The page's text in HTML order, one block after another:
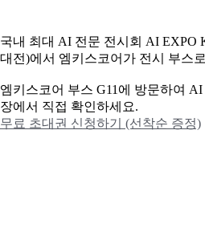
국내 최대 AI 전문 전시회 AI EXPO
대전)에서 엠키스코어가 전시 부스
엠키스코어 부스 G11에 방문하여
장에서 직접 확인하세요.
무료 초대권 신청하기 (선착순 증정)